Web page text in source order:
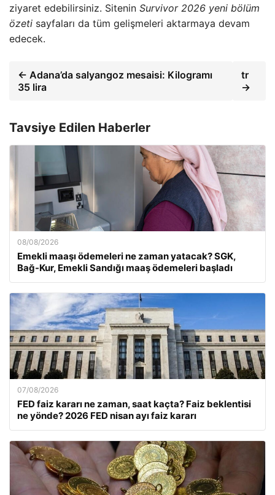
ziyaret edebilirsiniz. Sitenin Survivor 2026 yeni bölüm
özeti sayfaları da tüm gelişmeleri aktarmaya devam
edecek.
← Adana’da salyangoz mesaisi: Kilogramı
35 lira
tr
→
Tavsiye Edilen Haberler
08/08/2026
Emekli maaşı ödemeleri ne zaman yatacak? SGK,
Bağ-Kur, Emekli Sandığı maaş ödemeleri başladı
07/08/2026
FED faiz kararı ne zaman, saat kaçta? Faiz beklentisi
ne yönde? 2026 FED nisan ayı faiz kararı